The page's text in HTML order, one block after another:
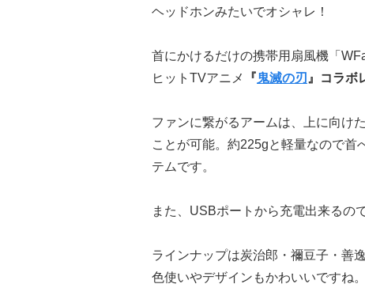
ヘッドホンみたいでオシャレ！
首にかけるだけの携帯用扇風機「
ヒットTVアニメ
『鬼滅の刃 』コラボ
ファンに繋がるアームは、上に向け
ことが可能。約225gと軽量なので首
テムです。
また、USBポートから充電出来るの
ラインナップは炭治郎・禰豆子・善
色使いやデザインもかわいいですね。